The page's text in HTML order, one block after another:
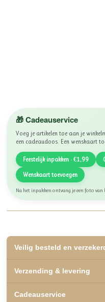
🎁 Cadeauservice
Voeg je artikelen toe aan je
een cadeaudoos. Een wenskaart
Feestelijk inpakken · €1,99
Wenskaart toevoegen
Na het inpakken ontvang je een foto
Veilig besteld en
✅ Veilig betalen met iDEAL,
Verzending & levering
✅ Kosteloos afhalen mogelijk
Cadeauservice